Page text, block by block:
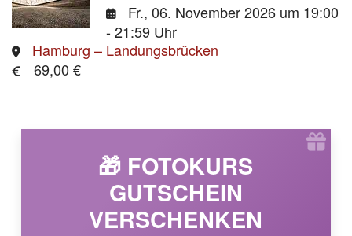
Fr., 06. November 2026 um 19:00
- 21:59 Uhr
Hamburg – Landungsbrücken
69,00 €
🎁 FOTOKURS
GUTSCHEIN
VERSCHENKEN